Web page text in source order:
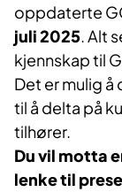
oppdaterte
juli 2025. Alt
kjennskap til
Det er mulig
til å delta på
tilhører.
Du vil motta
lenke til